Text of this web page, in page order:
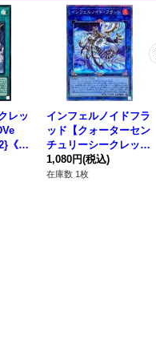
レッ
《魔
インフェルノイドフラ
ッド【クォーターセン
チュリーシークレッ
ト】{TW01-JP098}
《リンク》
1,080円(税込)
在庫数 1枚